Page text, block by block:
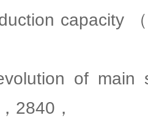
of
2840，